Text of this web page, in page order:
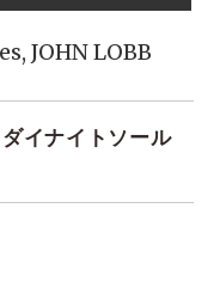
,JOHN LOBB
イナイトソール